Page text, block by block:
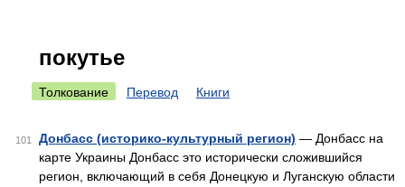
покутье
Толкование Перевод Книги
101 Донбасс (историко-культурный регион) — Донбасс на
карте Украины Донбасс это исторически сложившийся
регион, включающий в себя Донецкую и Луганскую области